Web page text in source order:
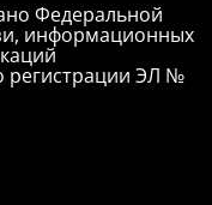
Федеральной
информационных
регистрации ЭЛ №